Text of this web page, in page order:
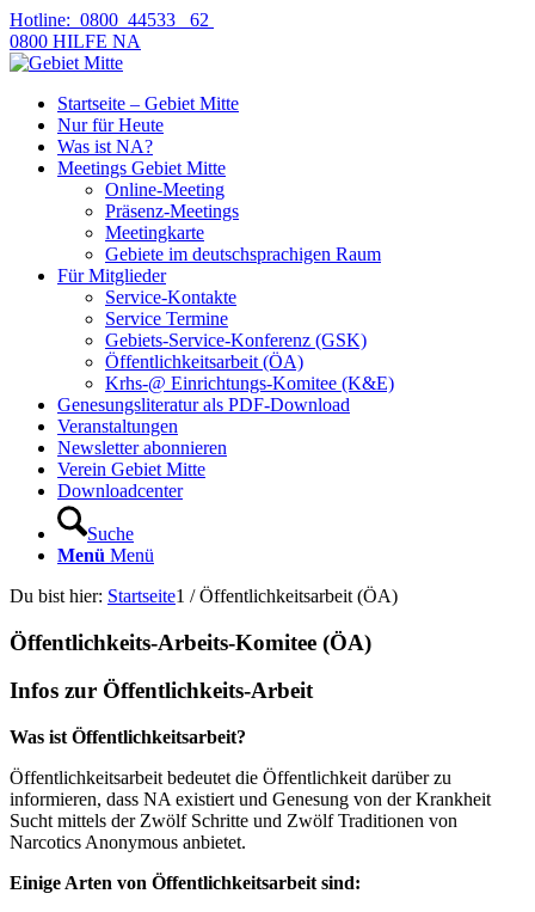
Hotline: 0800 44533 62
0800 HILFE NA
Startseite – Gebiet Mitte
Nur für Heute
Was ist NA?
Meetings Gebiet Mitte
Online-Meeting
Präsenz-Meetings
Meetingkarte
Gebiete im deutschsprachigen Raum
Für Mitglieder
Service-Kontakte
Service Termine
Gebiets-Service-Konferenz (GSK)
Öffentlichkeitsarbeit (ÖA)
Krhs-@ Einrichtungs-Komitee (K&E)
Genesungsliteratur als PDF-Download
Veranstaltungen
Newsletter abonnieren
Verein Gebiet Mitte
Downloadcenter
Suche
Menü Menü
Du bist hier: Startseite1 / Öffentlichkeitsarbeit (ÖA)
Öffentlichkeits-Arbeits-Komitee (ÖA)
Infos zur Öffentlichkeits-Arbeit
Was ist Öffentlichkeitsarbeit?
Öffentlichkeitsarbeit bedeutet die Öffentlichkeit darüber zu
informieren, dass NA existiert und Genesung von der Krankheit
Sucht mittels der Zwölf Schritte und Zwölf Traditionen von
Narcotics Anonymous anbietet.
Einige Arten von Öffentlichkeitsarbeit sind: